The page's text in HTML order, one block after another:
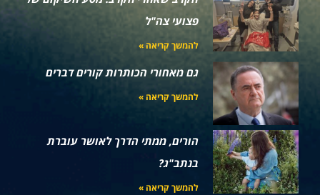
פצועי צה"ל
להמשך קריאה »
גם מאחורי הכותרות קורים דברים
להמשך קריאה »
הורים, ממתי הדרך לאושר עוברת
בנתב"ג?
להמשך קריאה »